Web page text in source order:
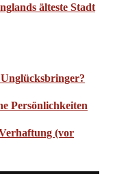
älteste Stadt
Persönlichkeiten
(vor